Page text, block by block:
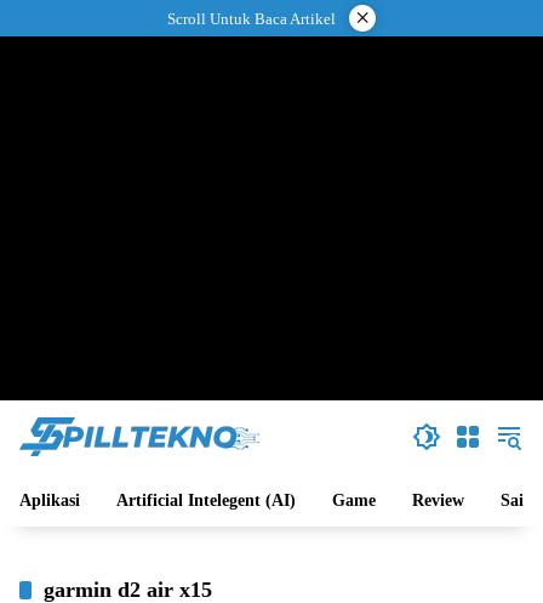
ke
Scroll Untuk Baca Artikel ×
Aplikasi Artificial Intelegent (AI) Game Review Sains
garmin d2 air x15